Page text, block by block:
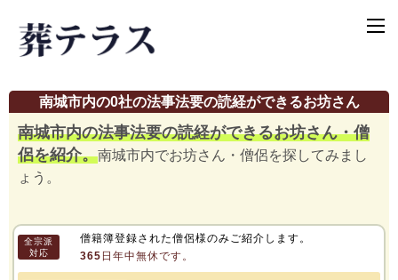
南城市内の0社の法事法要の読経ができるお坊さん
南城市内の法事法要の読経ができるお坊さん・僧
侶を紹介。南城市内でお坊さん・僧侶を探してみまし
ょう。
全宗派
対応
僧籍簿登録された僧侶様のみご紹介します。
365日年中無休です。